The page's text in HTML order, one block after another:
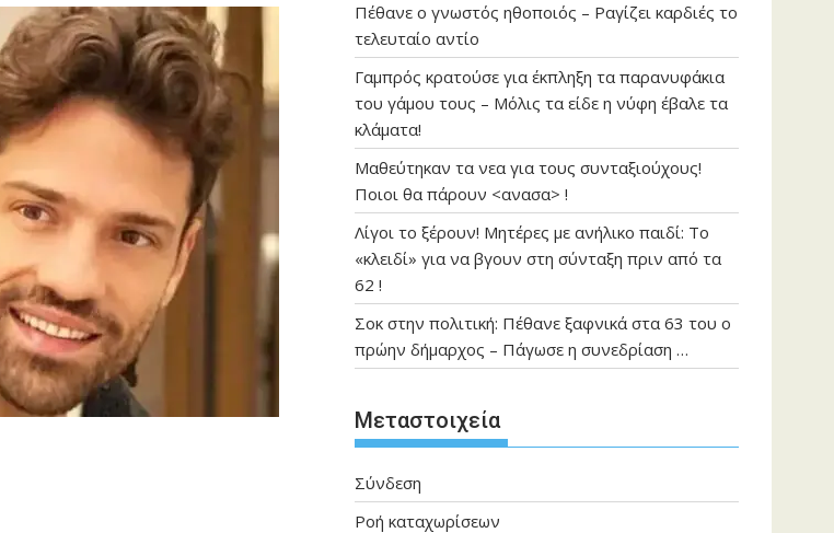
Πέθανε ο γνωστός ηθοποιός – Ραγίζει καρδιές το
τελευταίο αντίο
Γαμπρός κρατούσε για έκπληξη τα παρανυφάκια
του γάμου τους – Μόλις τα είδε η νύφη έβαλε τα
κλάματα!
Μαθεύτηκαν τα νεα για τους συνταξιούχους!
Ποιοι θα πάρουν <ανασα> !
Λίγοι το ξέρουν! Μητέρες με ανήλικο παιδί: Το
«κλειδί» για να βγουν στη σύνταξη πριν από τα
62 !
Σοκ στην πολιτική: Πέθανε ξαφνικά στα 63 του ο
πρώην δήμαρχος – Πάγωσε η συνεδρίαση …
Μεταστοιχεία
Σύνδεση
Ροή καταχωρίσεων